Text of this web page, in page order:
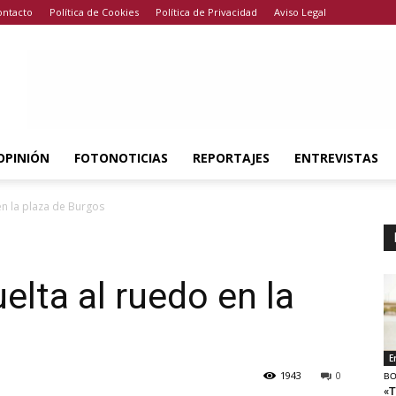
Política de Cookies Política de Privacidad Aviso Legal
FOTONOTICIAS REPORTAJES ENTREVISTAS
la plaza de Burgos
al ruedo en la
0
1943